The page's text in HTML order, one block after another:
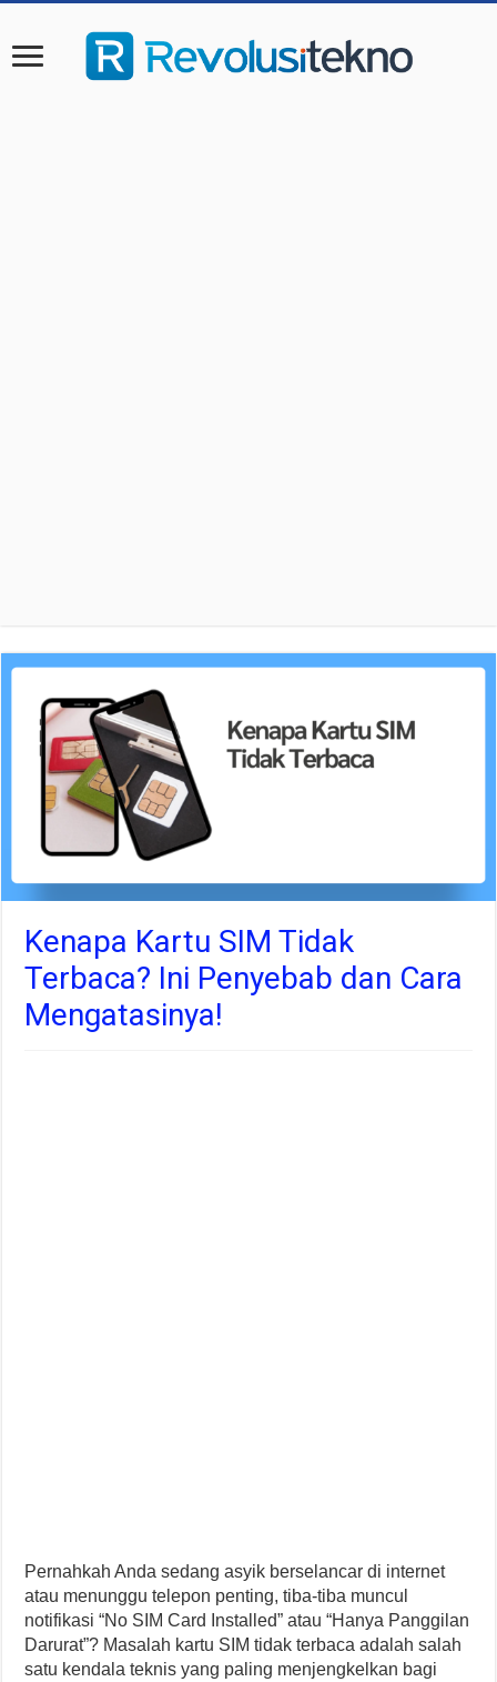
Kenapa Kartu SIM Tidak
Terbaca? Ini Penyebab dan Cara
Mengatasinya!
Pernahkah Anda sedang asyik berselancar di internet
atau menunggu telepon penting, tiba-tiba muncul
notifikasi “No SIM Card Installed” atau “Hanya Panggilan
Darurat”? Masalah kartu SIM tidak terbaca adalah salah
satu kendala teknis yang paling menjengkelkan bagi